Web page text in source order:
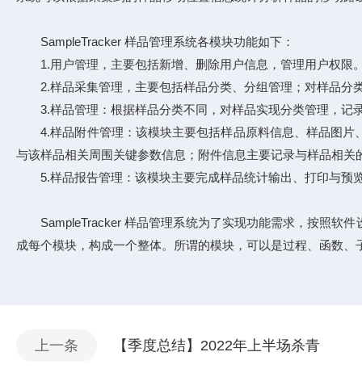
SampleTracker 样品管理系统各模块功能如下：
1.用户管理，主要包括新增、删除用户信息，管理用户权限
2.样品采集管理，主要包括样品分类、分组管理；对样品分
3.样品管理：根据样品分类不同，对样品实现分类管理，记
4.样品附件管理：该模块主要包括样品原料信息、样品图片
与该样品相关周围关键参数信息；附件信息主要记录与样品相关
5.样品报告管理：该模块主要完成样品统计输出、打印与预
SampleTracker 样品管理系统为了实现功能需求，按照软件
成每个模块，构成一个整体。所谓的模块，可以是过程、函数
上一条 【季度总结】2022年上半场杀青